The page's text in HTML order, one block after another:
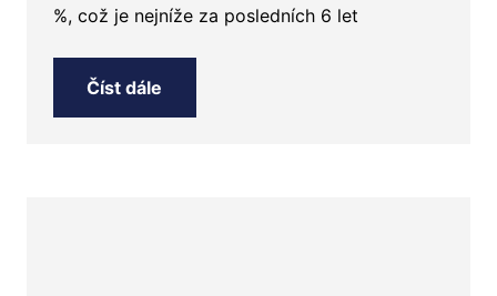
%, což je nejníže za posledních 6 let
Číst dále